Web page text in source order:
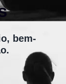
bem-